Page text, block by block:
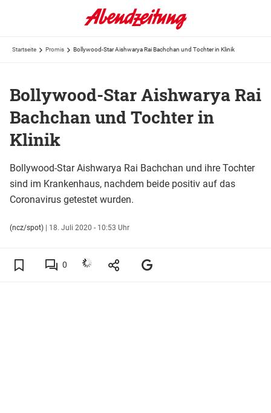
Startseite Promis Bollywood-Star Aishwarya Rai Bachchan und Tochter in Klinik
Bollywood-Star Aishwarya Rai
Bachchan und Tochter in
Klinik
Bollywood-Star Aishwarya Rai Bachchan und ihre Tochter
sind im Krankenhaus, nachdem beide positiv auf das
Coronavirus getestet wurden.
(ncz/spot) | 18. Juli 2020 - 10:53 Uhr
0